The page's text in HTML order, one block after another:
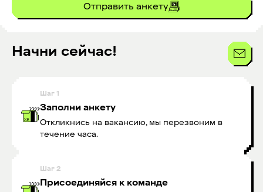
Отправить анкету
Начни сейчас!
Шаг 1
Заполни анкету
Откликнись на вакансию, мы перезвоним в
течение часа.
Шаг 2
Присоединяйся к команде